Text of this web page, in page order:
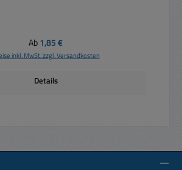
Regulärer Preis:
Ab1,85 €
inkl. MwSt. zzgl. Versandkosten
Details